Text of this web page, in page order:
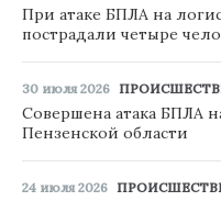
При атаке БПЛА на
пострадали четыре
30 июля 2026
Совершена атака БПЛА
Пензенской области
24 июля 2026